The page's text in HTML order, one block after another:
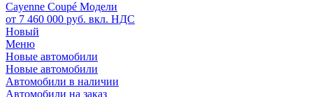
Cayenne Coupé Модели
от 7 460 000 руб. вкл. НДС
Новый
Меню
Новые автомобили
Новые автомобили
Автомобили в наличии
Автомобили на заказ